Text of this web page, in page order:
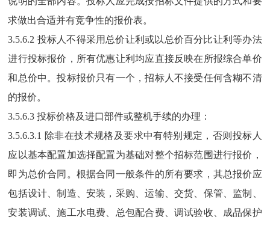
求做出合适并有竞争性的报价表。
3.5.6.2 投标人不得采用总价让利或以总价百分比让利等办法
进行投标报价，所有优惠让利均应直接反映在所报综合单价
和总价中。投标报价只有一个，招标人不接受任何含糊不清
的报价。
3.5.6.3 投标价格及进口部件或整机手续的办理：
3.5.6.3.1 除非在技术规格及要求中有特别规定，否则投标人
应以基本配置加选择配置为基础对整个招标范围进行报价，
即为总价合同。根据合同一般条件的所有要求，其总报价应
包括设计、制造、安装，采购、运输、交货、保管、监制、
安装调试、施工水电费、总包配合费、调试验收、成品保护